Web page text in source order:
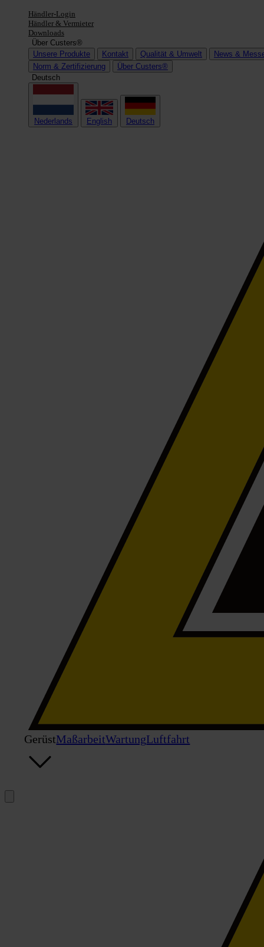
Händler-Login
Händler & Vermieter
Downloads
Über Custers®
Unsere Produkte
Kontakt Qualität & Umwelt
News &
Norm & Zertifizierung
Über Custers®
Deutsch
Nederlands English Deutsch
GerüstMaßarbeitWartungLuftfahrt